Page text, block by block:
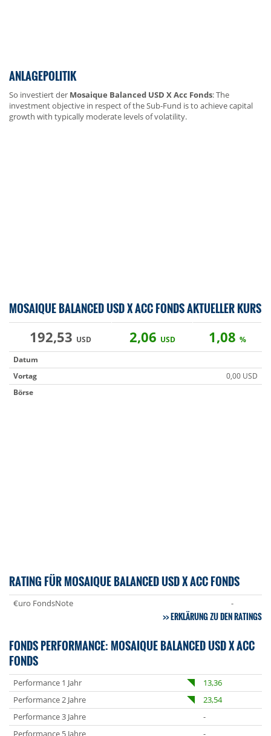
ANLAGEPOLITIK
So investiert der Mosaique Balanced USD X Acc Fonds: The
investment objective in respect of the Sub-Fund is to achieve capital
growth with typically moderate levels of volatility.
MOSAIQUE BALANCED USD X ACC FONDS AKTUELLER KURS
192,53 USD 2,06 USD 1,08 %
Datum
Vortag
0,00 USD
Börse
RATING FÜR MOSAIQUE BALANCED USD X ACC FONDS
€uro FondsNote -
ERKLÄRUNG ZU DEN RATINGS
FONDS PERFORMANCE: MOSAIQUE BALANCED USD X ACC
FONDS
Performance 1 Jahr
13,36
Performance 2 Jahre
23,54
Performance 3 Jahre
-
Performance 5 Jahre
-